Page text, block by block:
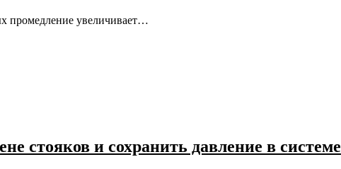
промедление увеличивает…
стояков и сохранить давление в системе